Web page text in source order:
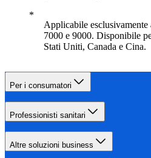
Applicabile
7000 e 9000. Disponibile
Stati Uniti, Canada e Cina.
Per i consumatori
Professionisti sanitari
Altre soluzioni business